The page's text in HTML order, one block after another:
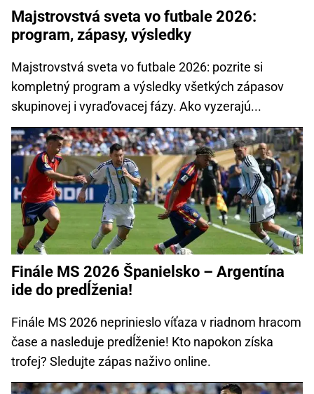
Majstrovstvá sveta vo futbale 2026:
program, zápasy, výsledky
Majstrovstvá sveta vo futbale 2026: pozrite si
kompletný program a výsledky všetkých zápasov
skupinovej i vyraďovacej fázy. Ako vyzerajú...
Finále MS 2026 Španielsko – Argentína
ide do predĺženia!
Finále MS 2026 neprinieslo víťaza v riadnom hracom
čase a nasleduje predĺženie! Kto napokon získa
trofej? Sledujte zápas naživo online.